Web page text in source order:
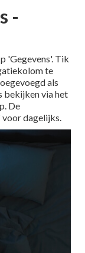
-
'Gegevens'. Tik
te
als
bekijken via het
De
dagelijks.